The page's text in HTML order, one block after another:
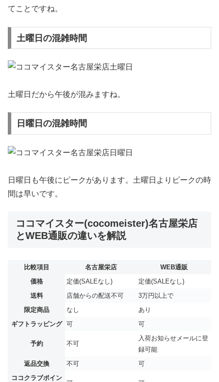
てことですね。
土曜日の混雑時間
土曜日だから午後が混みますね。
日曜日の混雑時間
日曜日も午後にピークがあります。土曜日よりピークの時
間は早いです。
ココマイスター(cocomeister)名古屋栄店
とWEB通販の違いを解説
比較項目 名古屋栄店
WEB通販
価格
定価(SALEなし)
定価(SALEなし)
送料
店舗からの配送不可
3万円以上で
限定商品
なし
あり
ギフトラッピング
可 可
予約 不可
入荷お知らせメールに登
録可能
返品交換
不可
可
ココクラブポイン